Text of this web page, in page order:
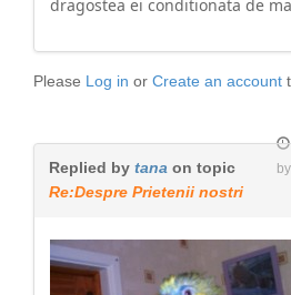
dragostea ei conditionata de
Please Log in or Create an account
by
Replied by tana on topic
Re:Despre Prietenii nostri